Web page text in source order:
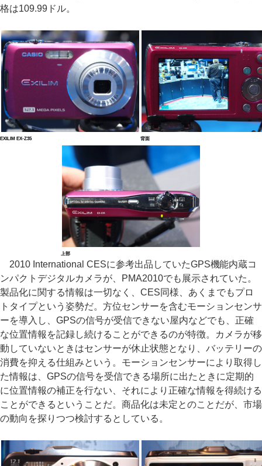
格は109.99ドル。
EXILIM EX-Z35 背面
上部
2010 International CESに参考出品していたGPS機能内蔵コ
ンパクトデジタルカメラが、PMA2010でも展示されていた。
製品化に関する情報は一切なく、CES同様、あくまでもプロ
トタイプという姿勢だ。方位センサーを含むモーションセンサ
ーを導入し、GPSの信号が受信できない屋内などでも、正確
な位置情報を記録し続けることができるのが特徴。カメラが移
動していないときはセンサーが休止状態となり、バッテリーの
消費を抑える仕組みという。モーションセンサーにより取得し
た情報は、GPSの信号を受信できる場所に出たときに定期的
に位置情報の補正を行ない、それにより正確な情報を得続ける
ことができるということだ。商品化は未定とのことだが、市場
の動向を探りつつ検討するとしている。